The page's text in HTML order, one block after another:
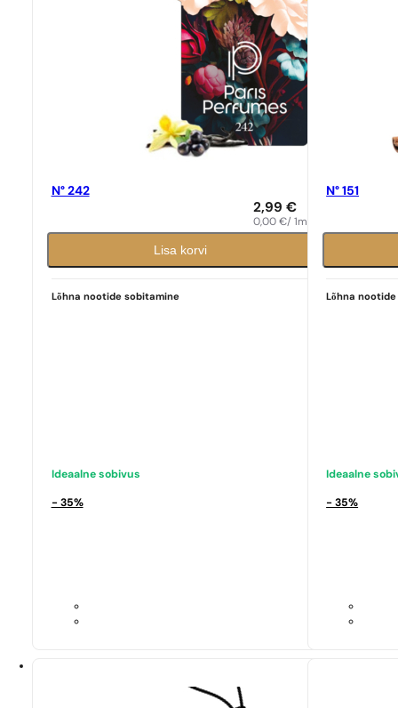
N° 242
2,99 €
0,00 €/ 1ml
Lisa korvi
Lõhna nootide sobitamine
Ideaalne sobivus
- 35%
N° 151
Lõhna
Ideaalne
- 35%